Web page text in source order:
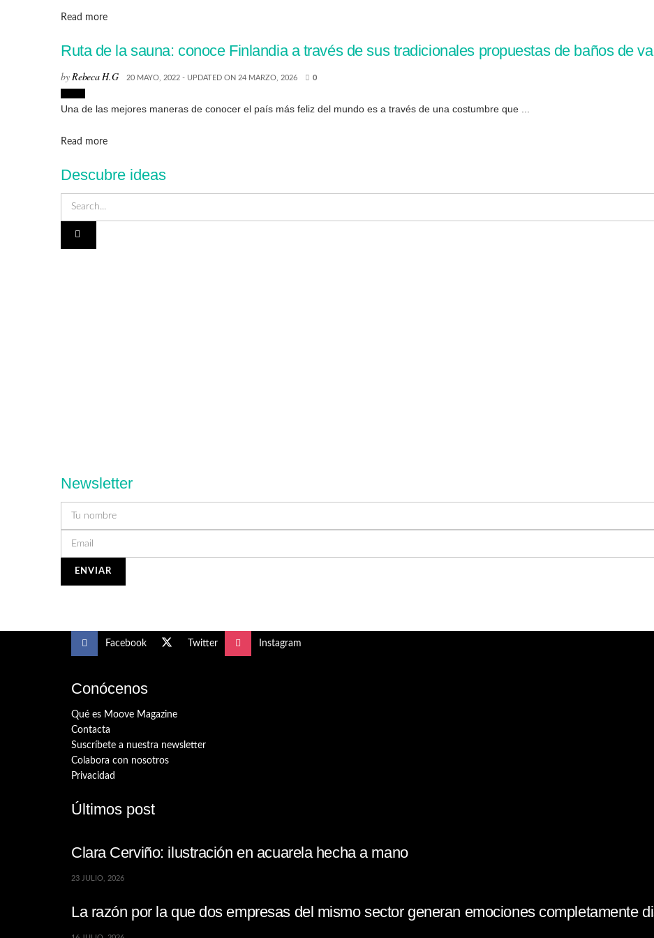
Read moreDetails
Ruta de la sauna: conoce Finlandia a través de sus tradicionales propuestas de baños de
byRebeca H.G 20 MAYO, 2022 - UPDATED ON 24 MARZO, 2026 0
Una de las mejores maneras de conocer el país más feliz del mundo es a través de una costumbre que ...
Read moreDetails
Descubre ideas
Newsletter
Facebook Twitter Instagram
Conócenos
Qué es Moove Magazine
Contacta
Suscríbete a nuestra newsletter
Colabora con nosotros
Privacidad
Últimos post
Clara Cerviño: ilustración en acuarela hecha a mano
23 JULIO, 2026
La razón por la que dos empresas del mismo sector generan emociones completamente